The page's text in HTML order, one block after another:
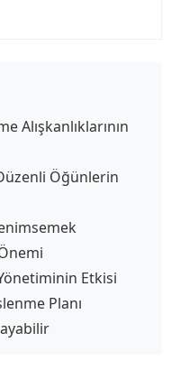
Alışkanlıklarının
Öğünlerin
Etkisi
Planı